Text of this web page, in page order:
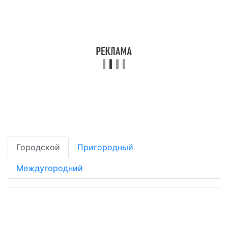
Городской Пригородный
Междугородний